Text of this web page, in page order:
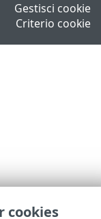
Gestisci cookie
Criterio cookie
cookies